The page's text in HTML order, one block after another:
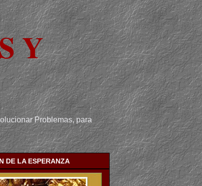
Y
Problemas, para
DE LA ESPERANZA